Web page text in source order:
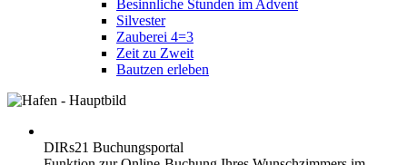
Besinnliche Stunden im Advent
Silvester
Zauberei 4=3
Zeit zu Zweit
Bautzen erleben
DIRs21 Buchungsportal